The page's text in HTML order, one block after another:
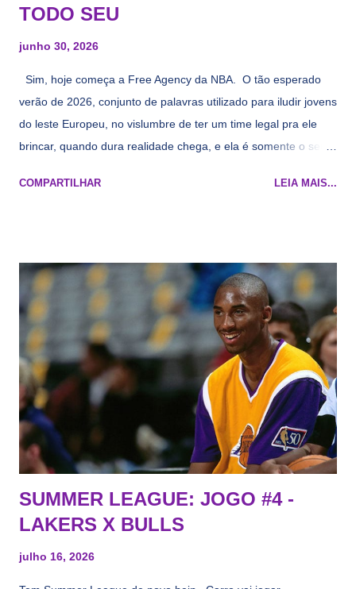
TODO SEU
junho 30, 2026
Sim, hoje começa a Free Agency da NBA. O tão esperado
verão de 2026, conjunto de palavras utilizado para iludir jovens
do leste Europeu, no vislumbre de ter um time legal pra ele
brincar, quando dura realidade chega, e ela é somente o seu
cara de decrépito, mas que aparentemente ainda é jovem.
vezes a gente esquece mesmo. Então, como diria o Marcelo
Tas no Telecurso 2000 , É HORA DA REVISÃO! Ah, e quase
todos esses nomes foram linkados ao Lakers. Se de fato há o
interesse, não importa, o nosso compromisso é sempre com a
informação, a veracidade vem depois. E do Lakers hein? Até
agora nada de Ruim Hachaomuro (dizem que Nets tem
interesse) e LeBrão James - esse sendo assediado pelo
Draymond Green enquanto chora pro Cavs contrat...
COMPARTILHAR LEIA MAIS...
SUMMER LEAGUE: JOGO #4 -
LAKERS X BULLS
julho 16, 2026